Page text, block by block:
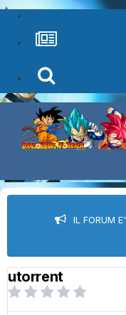
IL FORUM
utorrent